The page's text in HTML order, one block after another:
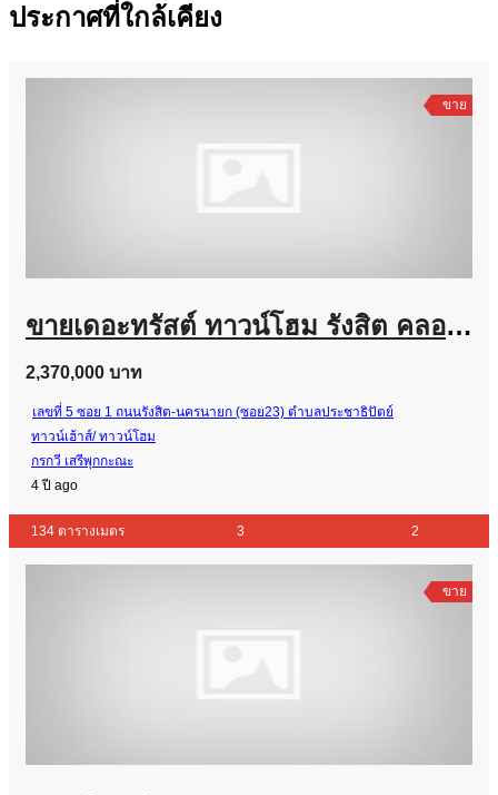
ประกาศที่ใกล้เคียง
ขาย
ขายเดอะทรัสต์ ทาวน์โฮม รังสิต คลอง 1 ตร.ว.หลังมุม สภาพและราคาโดนที่สุดในโครงการ
2,370,000 บาท
เลขที่ 5 ซอย 1 ถนนรังสิต-นครนายก (ซอย23) ตำบลประชาธิปัตย์
ทาวน์เฮ้าส์/ ทาวน์โฮม
กรกวี เสรีพุกกะณะ
4 ปี ago
134 ตารางเมตร 3 2
ขาย